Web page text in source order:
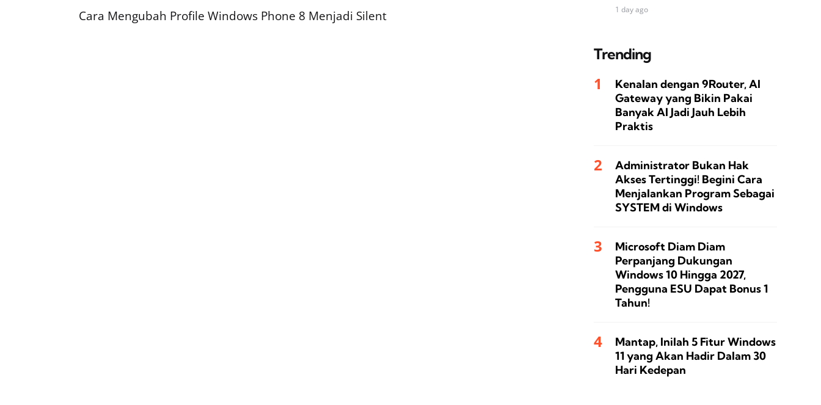
Cara Mengubah Profile Windows Phone 8 Menjadi Silent 1 day ago
Trending
Kenalan dengan 9Router, AI
Gateway yang Bikin Pakai
Banyak AI Jadi Jauh Lebih
Praktis
Administrator Bukan Hak
Akses Tertinggi! Begini Cara
Menjalankan Program Sebagai
SYSTEM di Windows
Microsoft Diam Diam
Perpanjang Dukungan
Windows 10 Hingga 2027,
Pengguna ESU Dapat Bonus 1
Tahun!
Mantap, Inilah 5 Fitur Windows
11 yang Akan Hadir Dalam 30
Hari Kedepan